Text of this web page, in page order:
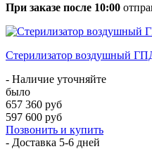
При заказе после 10:00
Стерилизатор воздушный
- Наличие уточняйте
было
657 360 руб
597 600 руб
Позвонить и купить
- Доставка 5-6 дней